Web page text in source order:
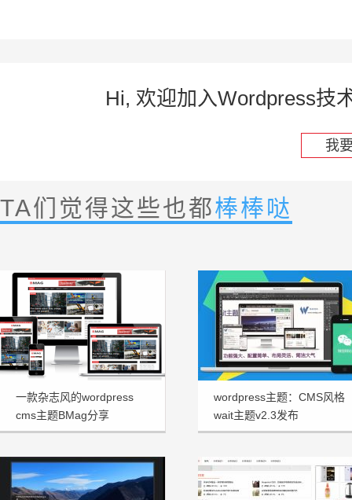
Hi, 欢迎加入Wordpress技
我
TA们觉得这些也都棒棒哒
一款杂志风的wordpress
cms主题BMag分享
wordpress主题：CMS风格
wait主题v2.3发布